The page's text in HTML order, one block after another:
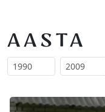
AASTA